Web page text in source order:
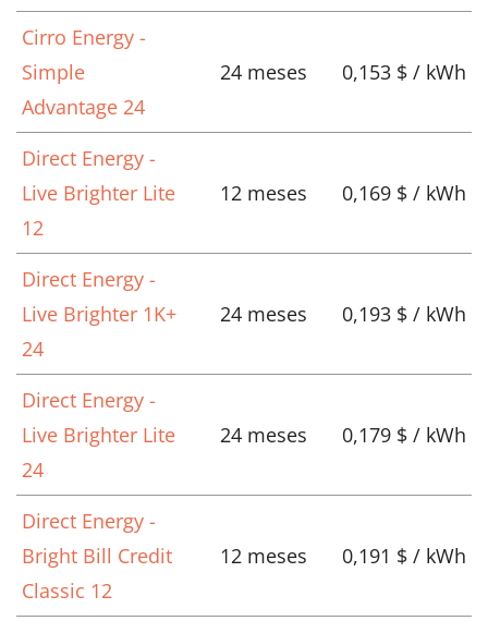
Cirro Energy -
Simple
Advantage 24
24 meses 0,153 $ / kWh
Direct Energy -
Live Brighter Lite
12
12 meses 0,169 $ / kWh
Direct Energy -
Live Brighter 1K+
24
24 meses 0,193 $ / kWh
Direct Energy -
Live Brighter Lite
24
24 meses 0,179 $ / kWh
Direct Energy -
Bright Bill Credit
Classic 12
12 meses 0,191 $ / kWh